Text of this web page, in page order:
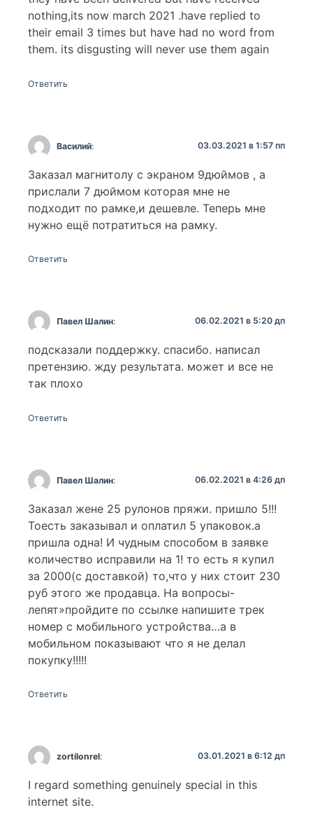
nothing,its now march 2021 .have replied to
their email 3 times but have had no word from
them. its disgusting will never use them again
Ответить
Василий: 03.03.2021 в 1:57 пп
Заказал магнитолу с экраном 9дюймов , а
прислали 7 дюймом которая мне не
подходит по рамке,и дешевле. Теперь мне
нужно ещё потратиться на рамку.
Ответить
Павел Шалин: 06.02.2021 в 5:20 дп
подсказали поддержку. спасибо. написал
претензию. жду результата. может и все не
так плохо
Ответить
Павел Шалин: 06.02.2021 в 4:26 дп
Заказал жене 25 рулонов пряжи. пришло 5!!!
Тоесть заказывал и оплатил 5 упаковок.а
пришла одна! И чудным способом в заявке
количество исправили на 1! то есть я купил
за 2000(с доставкой) то,что у них стоит 230
руб этого же продавца. На вопросы-
лепят»пройдите по ссылке напишите трек
номер с мобильного устройства…а в
мобильном показывают что я не делал
покупку!!!!!
Ответить
zortilonrel: 03.01.2021 в 6:12 дп
I regard something genuinely special in this
internet site.